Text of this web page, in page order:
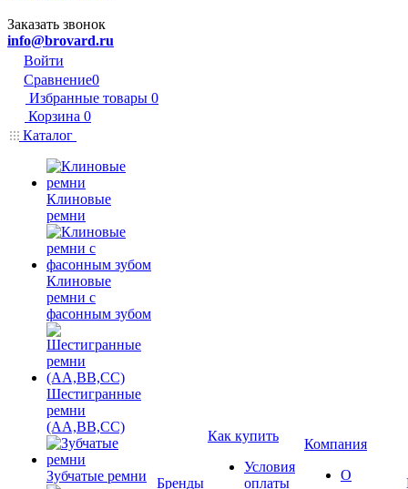
Заказать звонок
info@brovard.ru
Войти
Сравнение0
Избранные товары 0
Корзина 0
Каталог
Клиновые
ремни
Клиновые
ремни с
фасонным зубом
Шестигранные
ремни
(AA,BB,CC)
Зубчатые ремни Бренды
Как купить
Условия
оплаты
Компания
О